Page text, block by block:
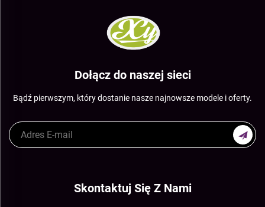
Dołącz do naszej sieci
Bądź pierwszym, który dostanie nasze najnowsze modele i oferty.
Skontaktuj Się Z Nami